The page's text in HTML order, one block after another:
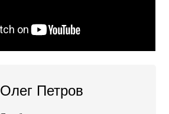
Олег Петров